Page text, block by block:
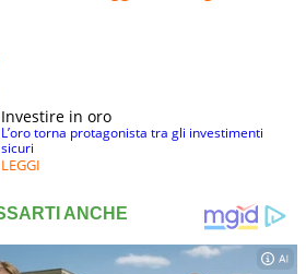
Investire in oro
L’oro torna protagonista tra gli investimenti
sicuri
LEGGI